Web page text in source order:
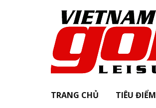
TRANG CHỦ TIÊU ĐIỂM